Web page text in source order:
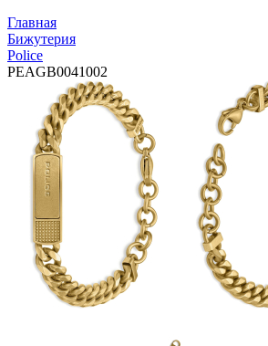
Главная
Бижутерия
Police
PEAGB0041002